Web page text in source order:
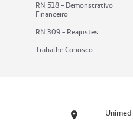
RN 518 - Demonstrativo
Financeiro
RN 309 - Reajustes
Trabalhe Conosco